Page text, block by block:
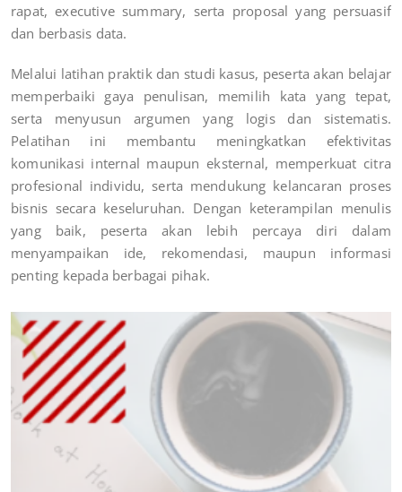
rapat, executive summary, serta proposal yang persuasif
dan berbasis data.
Melalui latihan praktik dan studi kasus, peserta akan belajar
memperbaiki gaya penulisan, memilih kata yang tepat,
serta menyusun argumen yang logis dan sistematis.
Pelatihan ini membantu meningkatkan efektivitas
komunikasi internal maupun eksternal, memperkuat citra
profesional individu, serta mendukung kelancaran proses
bisnis secara keseluruhan. Dengan keterampilan menulis
yang baik, peserta akan lebih percaya diri dalam
menyampaikan ide, rekomendasi, maupun informasi
penting kepada berbagai pihak.